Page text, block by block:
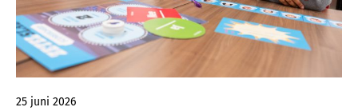
25 juni 2026